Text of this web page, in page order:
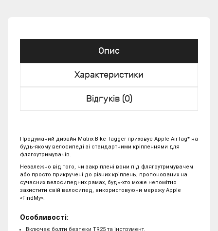
Опис
Характеристики
Відгуків (0)
Продуманий дизайн Matrix Bike Tagger приховує Apple AirTag* на
будь-якому велосипеді зі стандартними кріпленнями для
флягоутримувачів.
Незалежно від того, чи закріплені вони під флягоутримувачем
або просто прикручені до різних кріплень, пропонованих на
сучасних велосипедних рамах, будь-хто може непомітно
захистити свій велосипед, використовуючи мережу Apple
«FindMy».
Особливості:
Включає болти безпеки TR25 та інструмент.